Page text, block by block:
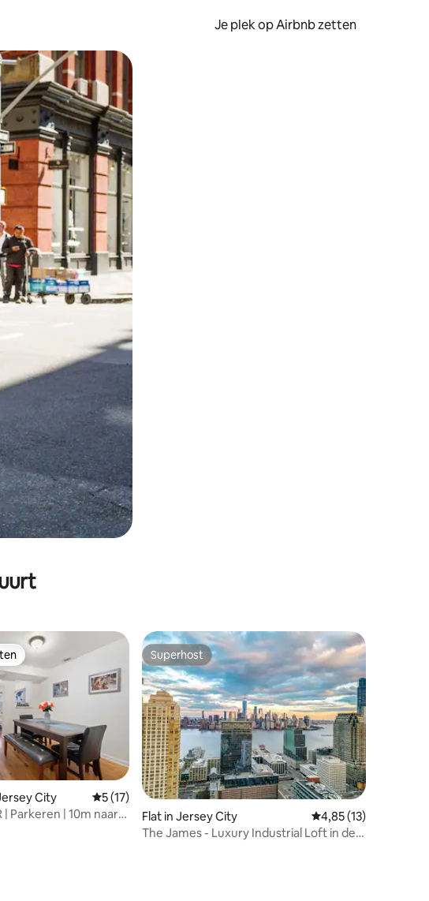
Je plek op Airbnb zetten
door te tikken of swipen.
City Gemiddelde beoordeling van 5 op 5, 17 recensies
5 (17)
| Parkeren | 10m naar
Superhost
Superhost
Flat in Jersey City Gemiddelde
4,85 (13)
The James - Luxury Industrial Loft in de